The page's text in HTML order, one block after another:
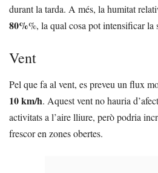
durant la tarda. A més, la humitat
80%%, la qual cosa pot intensificar la
Vent
Pel que fa al vent, es preveu un flux
10 km/h. Aquest vent no hauria
activitats a l’aire lliure, però podria
frescor en zones obertes.